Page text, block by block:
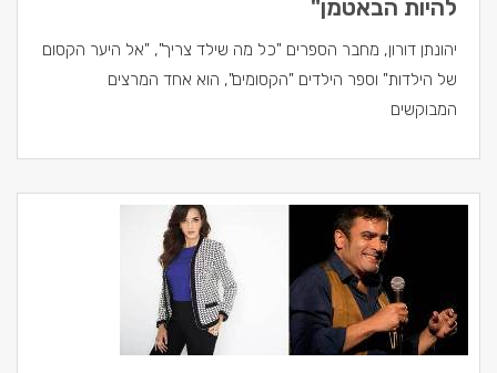
להיות הבאטמן"
יהונתן דורון, מחבר הספרים "כל מה שילד צריך", "אל היער הקסום
של הילדות" וספר הילדים "הקסומים", הוא אחד המרצים
המבוקשים